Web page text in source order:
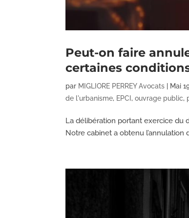
Peut-on faire
certaines
par MIGLIORE PERREY Avocats Mai
de l'urbanisme, EPCI ,ouvrage public,
La délibération portant exercice du
Notre cabinet a obtenu l’annulation